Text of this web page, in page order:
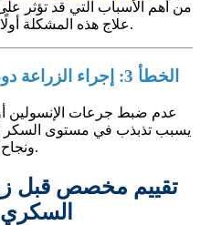
من أهم الأسباب التي قد تؤثر
علاج هذه المشكلة أولًا قبل التفكير في الزراعة.
❌ الخطأ 3: إجراء الزراعة دون تنسيق مع طبيب الغدد
عدم ضبط جرعات الإنسولين
ونجاح الزراعة.
تقييم مخصص قبل